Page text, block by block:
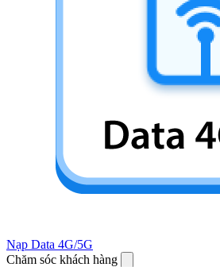
Nạp Data 4G/5G
Chăm sóc khách hàng